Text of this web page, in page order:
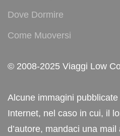
Dove Dormire
Come Muoversi
© 2008-2025 Viaggi Low
Alcune immagini
Internet, nel caso in cui, il
d’autore, mandaci una